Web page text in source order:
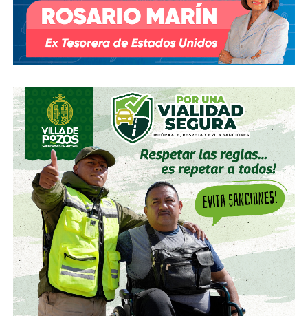
También lee:Diputada pide poner un alto a la empresa de
El Realito